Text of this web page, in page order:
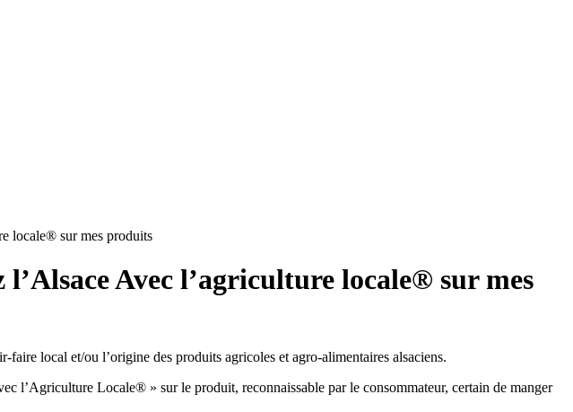
locale® sur mes produits
Avec l’agriculture locale® sur mes
faire local et/ou l’origine des produits agricoles et agro-alimentaires alsaciens.
l’Agriculture Locale® » sur le produit, reconnaissable par le consommateur, certain de manger